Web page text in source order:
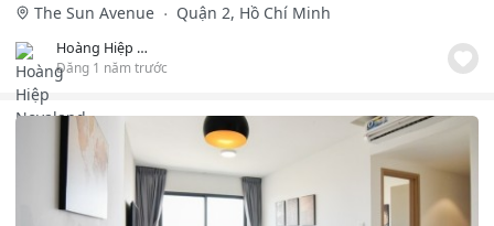
The Sun Avenue
Quận 2, Hồ Chí Minh
Hoàng Hiệp Novaland
Đăng 1 năm trước